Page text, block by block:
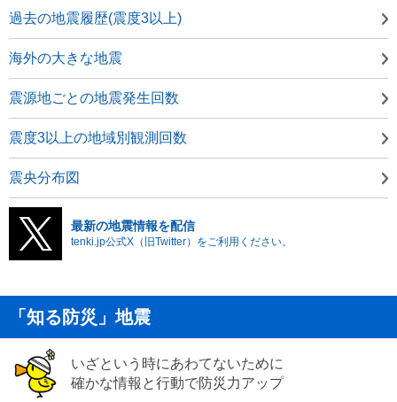
過去の地震履歴(震度3以上)
海外の大きな地震
震源地ごとの地震発生回数
震度3以上の地域別観測回数
震央分布図
最新の地震情報を配信
tenki.jp公式X（旧Twitter）をご利用ください。
「知る防災」地震
いざという時にあわてないために
確かな情報と行動で防災力アップ